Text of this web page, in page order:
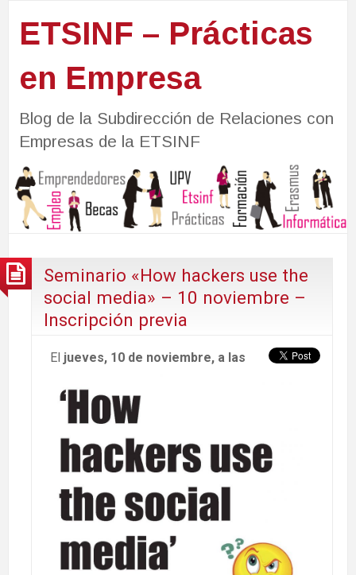
ETSINF – Prácticas
en Empresa
Blog de la Subdirección de Relaciones con
Empresas de la ETSINF
Seminario «How hackers use the
social media» – 10 noviembre –
Inscripción previa
El jueves, 10 de noviembre, a las